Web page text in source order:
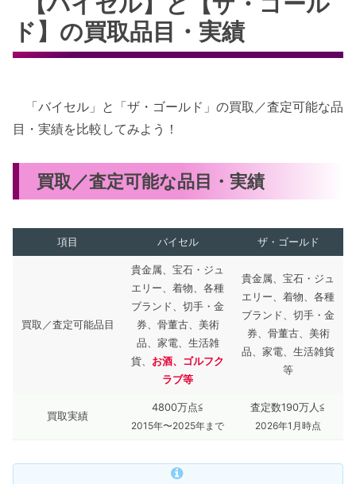
ド】の買取品目・実績
「バイセル」と「ザ・ゴールド」の買取／査定可能な品
目・実績を比較してみよう！
買取／査定可能な品目・実績
項目 バイセル ザ・ゴールド
買取／査定可能品目
貴金属、宝石・ジュ
エリー、着物、各種
ブランド、切手・金
券、骨董古、美術
品、家電、生活雑
貨、 お酒、ゴルフク
ラブ等
貴金属、宝石・ジュ
エリー、着物、各種
ブランド、切手・金
券、骨董古、美術
品、家電、生活雑貨
等
買取実績
4800万点≦
2015年〜2025年まで
査定数190万人≦
2026年1月時点